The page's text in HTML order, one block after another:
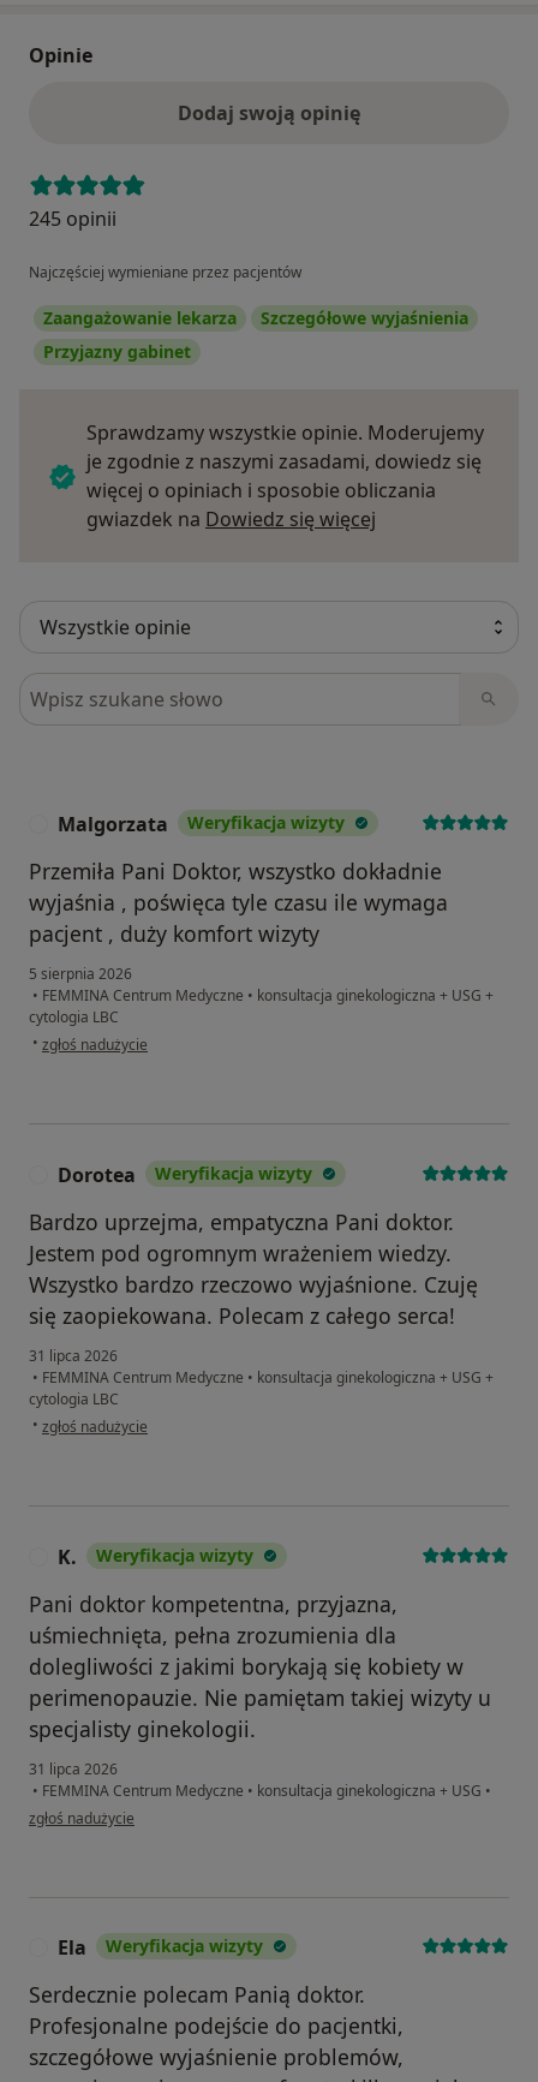
Opinie
Dodaj swoją opinię
245 opinii
Najczęściej wymieniane przez pacjentów
Zaangażowanie lekarza
Szczegółowe wyjaśnienia
Przyjazny gabinet
Sprawdzamy wszystkie opinie. Moderujemy
je zgodnie z naszymi zasadami, dowiedz się
więcej o opiniach i sposobie obliczania
gwiazdek na Dowiedz się więcej
Szukaj w opiniach
Malgorzata Weryfikacja wizyty
Przemiła Pani Doktor, wszystko dokładnie
wyjaśnia , poświęca tyle czasu ile wymaga
pacjent , duży komfort wizyty
5 sierpnia 2026
• FEMMINA Centrum Medyczne • konsultacja ginekologiczna + USG +
cytologia LBC
• w opinii użytkownika Malgorzata
zgłoś nadużycie
Dorotea Weryfikacja wizyty
Bardzo uprzejma, empatyczna Pani doktor.
Jestem pod ogromnym wrażeniem wiedzy.
Wszystko bardzo rzeczowo wyjaśnione. Czuję
się zaopiekowana. Polecam z całego serca!
31 lipca 2026
• FEMMINA Centrum Medyczne • konsultacja ginekologiczna + USG +
cytologia LBC
• w opinii użytkownika Dorotea
zgłoś nadużycie
K. Weryfikacja wizyty
Pani doktor kompetentna, przyjazna,
uśmiechnięta, pełna zrozumienia dla
dolegliwości z jakimi borykają się kobiety w
perimenopauzie. Nie pamiętam takiej wizyty u
specjalisty ginekologii.
31 lipca 2026
• FEMMINA Centrum Medyczne • konsultacja ginekologiczna + USG •
w opinii użytkownika K.
zgłoś nadużycie
Ela Weryfikacja wizyty
Serdecznie polecam Panią doktor.
Profesjonalne podejście do pacjentki,
szczegółowe wyjaśnienie problemów,